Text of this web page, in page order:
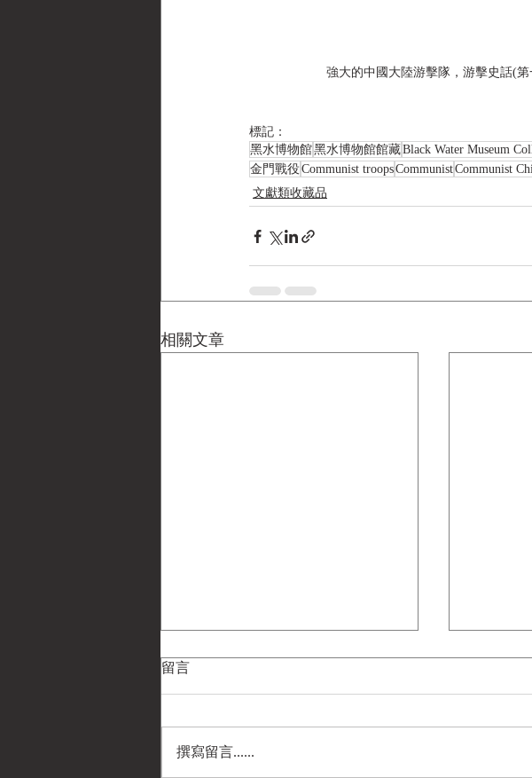
強大的中國大陸游擊隊，游擊史話(
標記：
黑水博物館黑水博物館館藏Black Water Museum
金門戰役Communist troopsCommunistCommunist
文獻類收藏品
相關文章
留言
撰寫留言......